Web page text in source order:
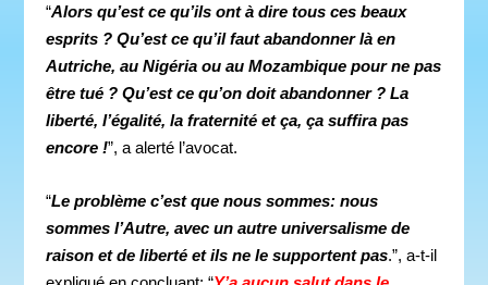
“Alors qu’est ce qu’ils ont à dire tous ces beaux
esprits ? Qu’est ce qu’il faut abandonner là en
Autriche, au Nigéria ou au Mozambique pour ne pas
être tué ? Qu’est ce qu’on doit abandonner ? La
liberté, l’égalité, la fraternité et ça, ça suffira pas
encore !”, a alerté l’avocat.
“Le problème c’est que nous sommes: nous
sommes l’Autre, avec un autre universalisme de
raison et de liberté et ils ne le supportent pas.”, a-t-il